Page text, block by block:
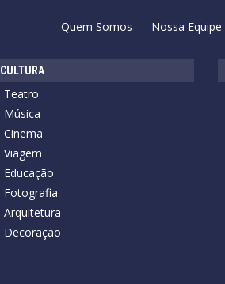
Quem Somos Nossa Equipe
CULTURA
Teatro
Música
Cinema
Viagem
Educação
Fotografia
Arquitetura
Decoração